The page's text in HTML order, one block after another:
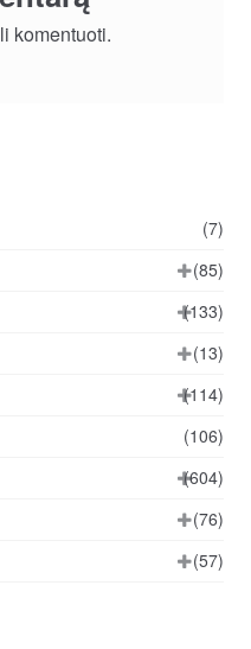
komentuoti.
(7)
(85)
(133)
(13)
(114)
(106)
(604)
(76)
(57)